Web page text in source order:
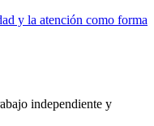
y la atención como forma
independiente y